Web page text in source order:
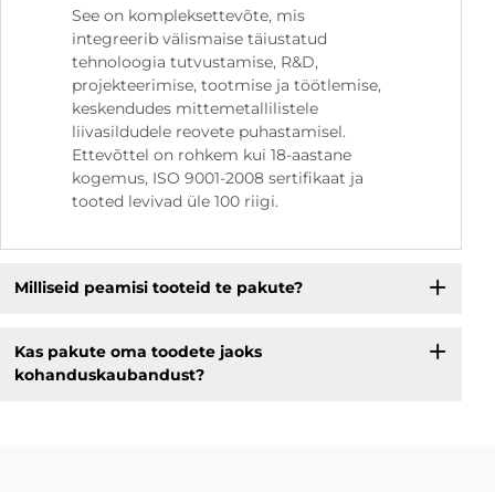
See on kompleksettevõte, mis
integreerib välismaise täiustatud
tehnoloogia tutvustamise, R&D,
projekteerimise, tootmise ja töötlemise,
keskendudes mittemetallilistele
liivasildudele reovete puhastamisel.
Ettevõttel on rohkem kui 18-aastane
kogemus, ISO 9001-2008 sertifikaat ja
tooted levivad üle 100 riigi.
Milliseid peamisi tooteid te pakute?
Kas pakute oma toodete jaoks
kohanduskaubandust?